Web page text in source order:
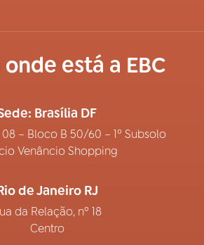
está a EBC
Brasília DF
– Bloco B 50/60 – 1º Subsolo
Venâncio Shopping
de Janeiro RJ
da Relação, nº 18
Centro